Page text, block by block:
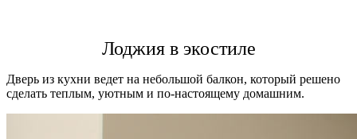
Лоджия в экостиле
Дверь из кухни ведет на небольшой балкон, который решено
сделать теплым, уютным и по-настоящему домашним.